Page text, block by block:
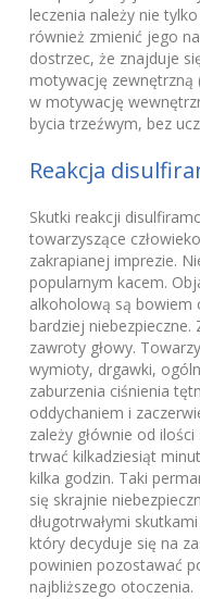
leczenia należy nie
również zmienić jego
dostrzec, że znajduje
motywację zewnętrzną
w motywację
bycia trzeźwym, bez
Reakcja
Skutki reakcji
towarzyszące
zakrapianej imprezie.
popularnym kacem.
alkoholową są bowiem
bardziej niebezpieczne.
zawroty głowy.
wymioty, drgawki,
zaburzenia ciśnienia
oddychaniem i
zależy głównie od
trwać kilkadziesiąt
kilka godzin. Taki
się skrajnie
długotrwałymi
który decyduje się na
powinien pozostawać
najbliższego otoczenia.